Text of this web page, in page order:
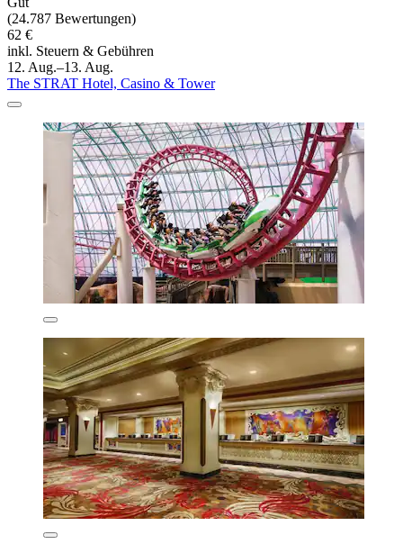
(24.787 Bewertungen)
62 €
inkl. Steuern & Gebühren
12. Aug.–13. Aug.
The STRAT Hotel, Casino & Tower